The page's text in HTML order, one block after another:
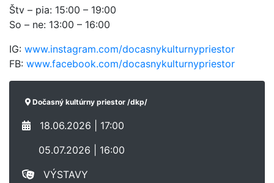
Štv – pia: 15:00 – 19:00
So – ne: 13:00 – 16:00
IG: www.instagram.com/docasnykulturnypriestor
FB: www.facebook.com/docasnykulturnypriestor
Dočasný kultúrny priestor /dkp/
18.06.2026 | 17:00
05.07.2026 | 16:00
VÝSTAVY